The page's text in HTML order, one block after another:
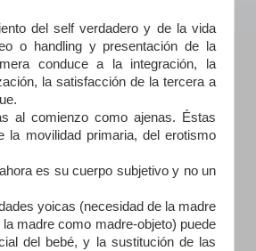
del self verdadero y de la vida
o handling y presentación de la
conduce a la integración, la
la satisfacción de la tercera a
al comienzo como ajenas. Éstas
la movilidad primaria, del erotismo
es su cuerpo subjetivo y no un
yoicas (necesidad de la madre
madre como madre-objeto) puede
del bebé, y la sustitución de las